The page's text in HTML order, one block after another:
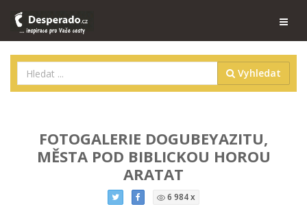
Vyhledat
FOTOGALERIE DOGUBEYAZITU,
MĚSTA POD BIBLICKOU HOROU
ARATAT
6 984 x